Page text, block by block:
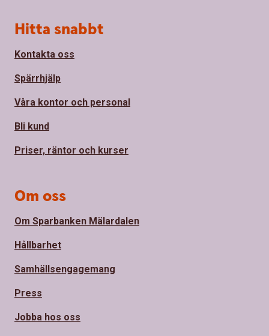
Sidfot
Hitta snabbt
Kontakta oss
Spärrhjälp
Våra kontor och personal
Bli kund
Priser, räntor och kurser
Om oss
Om Sparbanken Mälardalen
Hållbarhet
Samhällsengagemang
Press
Jobba hos oss